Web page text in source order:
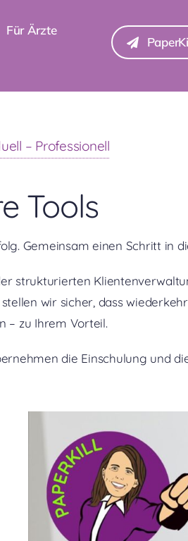
Für Ärzte
– Professionell
Tools
Gemeinsam einen Schritt in
strukturierten
wir sicher, dass
– zu Ihrem Vorteil.
die Einschulung und